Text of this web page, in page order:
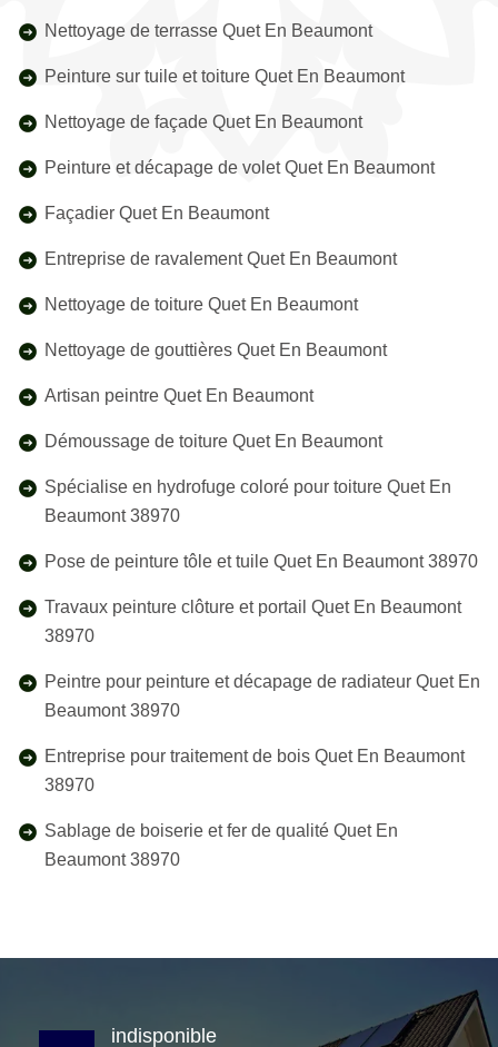
Nettoyage de terrasse Quet En Beaumont
Peinture sur tuile et toiture Quet En Beaumont
Nettoyage de façade Quet En Beaumont
Peinture et décapage de volet Quet En Beaumont
Façadier Quet En Beaumont
Entreprise de ravalement Quet En Beaumont
Nettoyage de toiture Quet En Beaumont
Nettoyage de gouttières Quet En Beaumont
Artisan peintre Quet En Beaumont
Démoussage de toiture Quet En Beaumont
Spécialise en hydrofuge coloré pour toiture Quet En
Beaumont 38970
Pose de peinture tôle et tuile Quet En Beaumont 38970
Travaux peinture clôture et portail Quet En Beaumont
38970
Peintre pour peinture et décapage de radiateur Quet En
Beaumont 38970
Entreprise pour traitement de bois Quet En Beaumont
38970
Sablage de boiserie et fer de qualité Quet En
Beaumont 38970
indisponible